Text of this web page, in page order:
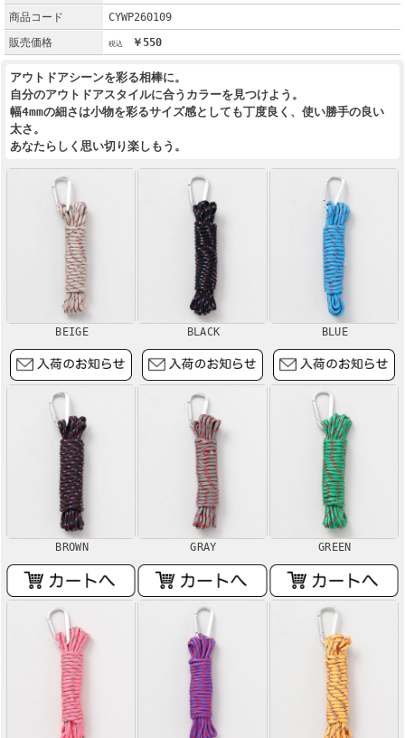
商品コード
CYWP260109
販売価格
￥550
アウトドアシーンを彩る相棒に。
自分のアウトドアスタイルに合うカラーを見つけよう。
幅4mmの細さは小物を彩るサイズ感としても丁度良く、使い勝手の良い
太さ。
あなたらしく思い切り楽しもう。
BEIGE BLACK BLUE
BROWN GRAY GREEN